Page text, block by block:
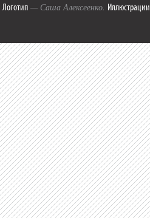
Логотип — Саша Алексеенко. Иллюстрации